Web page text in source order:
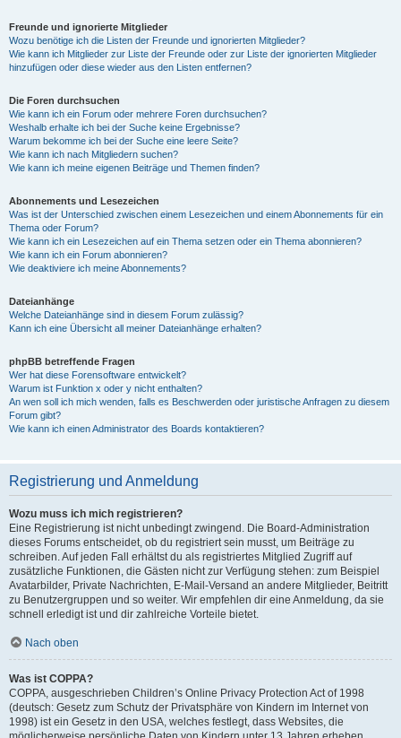
Freunde und ignorierte Mitglieder
Wozu benötige ich die Listen der Freunde und ignorierten Mitglieder?
Wie kann ich Mitglieder zur Liste der Freunde oder zur Liste der ignorierten Mitglieder
hinzufügen oder diese wieder aus den Listen entfernen?
Die Foren durchsuchen
Wie kann ich ein Forum oder mehrere Foren durchsuchen?
Weshalb erhalte ich bei der Suche keine Ergebnisse?
Warum bekomme ich bei der Suche eine leere Seite?
Wie kann ich nach Mitgliedern suchen?
Wie kann ich meine eigenen Beiträge und Themen finden?
Abonnements und Lesezeichen
Was ist der Unterschied zwischen einem Lesezeichen und einem Abonnements für ein
Thema oder Forum?
Wie kann ich ein Lesezeichen auf ein Thema setzen oder ein Thema abonnieren?
Wie kann ich ein Forum abonnieren?
Wie deaktiviere ich meine Abonnements?
Dateianhänge
Welche Dateianhänge sind in diesem Forum zulässig?
Kann ich eine Übersicht all meiner Dateianhänge erhalten?
phpBB betreffende Fragen
Wer hat diese Forensoftware entwickelt?
Warum ist Funktion x oder y nicht enthalten?
An wen soll ich mich wenden, falls es Beschwerden oder juristische Anfragen zu diesem
Forum gibt?
Wie kann ich einen Administrator des Boards kontaktieren?
Registrierung und Anmeldung
Wozu muss ich mich registrieren?
Eine Registrierung ist nicht unbedingt zwingend. Die Board-Administration
dieses Forums entscheidet, ob du registriert sein musst, um Beiträge zu
schreiben. Auf jeden Fall erhältst du als registriertes Mitglied Zugriff auf
zusätzliche Funktionen, die Gästen nicht zur Verfügung stehen: zum Beispiel
Avatarbilder, Private Nachrichten, E-Mail-Versand an andere Mitglieder, Beitritt
zu Benutzergruppen und so weiter. Wir empfehlen dir eine Anmeldung, da sie
schnell erledigt ist und dir zahlreiche Vorteile bietet.
Nach oben
Was ist COPPA?
COPPA, ausgeschrieben Children’s Online Privacy Protection Act of 1998
(deutsch: Gesetz zum Schutz der Privatsphäre von Kindern im Internet von
1998) ist ein Gesetz in den USA, welches festlegt, dass Websites, die